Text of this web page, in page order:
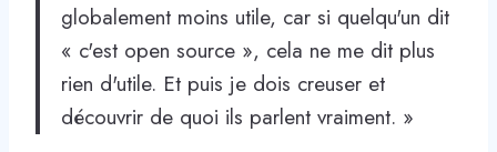
globalement moins utile, car si quelqu'un dit
« c'est open source », cela ne me dit plus
rien d'utile. Et puis je dois creuser et
découvrir de quoi ils parlent vraiment. »